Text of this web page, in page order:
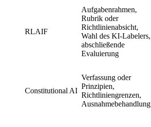
RLAIF
Aufgabenrahmen,
Rubrik oder
Richtlinienabsicht,
Wahl des KI-Labelers,
abschließende
Evaluierung
Constitutional AI
Verfassung oder
Prinzipien,
Richtliniengrenzen,
Ausnahmebehandlung